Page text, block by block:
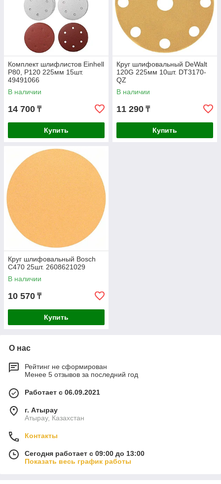
Комплект шлифлистов Einhell
P80, P120 225мм 15шт.
49491066
В наличии
14 700 ₸
Купить
Круг шлифовальный DeWalt
120G 225мм 10шт. DT3170-
QZ
В наличии
11 290 ₸
Купить
Круг шлифовальный Bosch
C470 25шт. 2608621029
В наличии
10 570 ₸
Купить
О нас
Рейтинг не сформирован
Менее 5 отзывов за последний год
Работает с 06.09.2021
г. Атырау
Атырау, Казахстан
Контакты
Сегодня работает с 09:00 до 13:00
Показать весь график работы